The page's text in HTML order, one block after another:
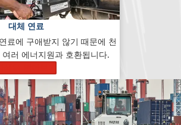
대체 연료
료에 구애받지 않기 때문에 천
러 에너지원과 호환됩니다.